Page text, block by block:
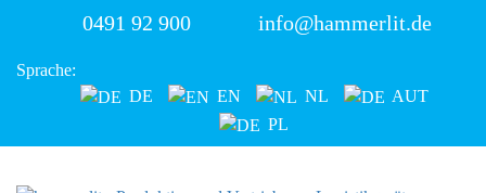
0491 92 900 info@hammerlit.de
Sprache:
DE
EN NL
AUT
PL